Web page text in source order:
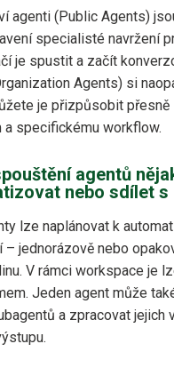
agenti (Public Agents)
specialisté navržení
je spustit a začít
Agents) si
je přizpůsobit přesně
a specifickému workflow.
agentů
nebo sdílet s
lze naplánovat k
– jednorázově nebo
V rámci workspace je
Jeden agent může
a zpracovat jejich